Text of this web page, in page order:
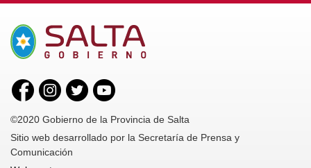
©2020 Gobierno de la Provincia de Salta
Sitio web desarrollado por la Secretaría de Prensa y
Comunicación